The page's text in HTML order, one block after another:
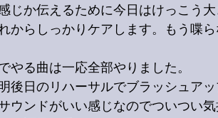
じか伝えるために今日はけっこう
からしっかりケアします。もう喋ら
やる曲は一応全部やりました。
後日のリハーサルでブラッシュアッ
ウンドがいい感じなのでついつい